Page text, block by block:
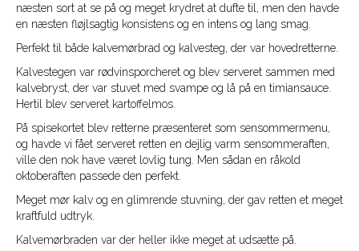
næsten sort at se på og meget krydret at dufte til, men den havde
en næsten fløjlsagtig konsistens og en intens og lang smag.
Perfekt til både kalvemørbrad og kalvesteg, der var hovedretterne.
Kalvestegen var rødvinsporcheret og blev serveret sammen med
kalvebryst, der var stuvet med svampe og lå på en timiansauce.
Hertil blev serveret kartoffelmos.
På spisekortet blev retterne præsenteret som sensommermenu,
og havde vi fået serveret retten en dejlig varm sensommeraften,
ville den nok have været lovlig tung. Men sådan en råkold
oktoberaften passede den perfekt.
Meget mør kalv og en glimrende stuvning, der gav retten et meget
kraftfuld udtryk.
Kalvemørbraden var der heller ikke meget at udsætte på.